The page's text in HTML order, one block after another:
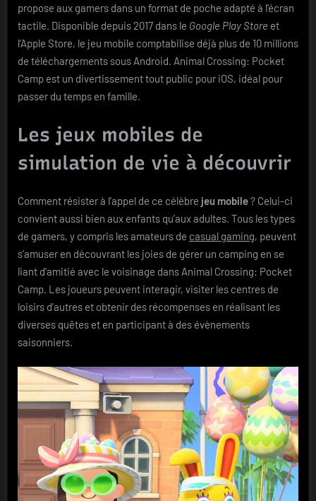
propose aux gamers dans un format de poche adapté à l’écran
tactile. Disponible depuis 2017 dans le Google Play Store et
l’Apple Store, le jeu mobile comptabilise déjà plus de 10 millions
de téléchargements sous Android. Animal Crossing: Pocket
Camp est un divertissement tout public pour iOS, idéal pour
passer du temps en famille.
Les jeux mobiles de
simulation de vie à découvrir
Comment résister à l’appel de ce célèbre jeu mobile? Celui-ci
convient aussi bien aux enfants qu’aux adultes. Tous les types
de gamers, y compris les amateurs de casual gaming, peuvent
s’amuser en découvrant les joies de gérer un camping en se
liant d’amitié avec le voisinage dans Animal Crossing: Pocket
Camp. Les joueurs peuvent interagir, visiter les centres de
loisirs d’autres et obtenir des récompenses en réalisant les
diverses quêtes et en participant à des évènements
saisonniers.